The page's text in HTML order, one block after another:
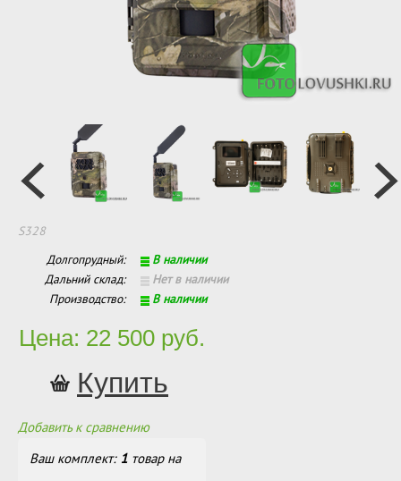
S328
Долгопрудный:
В наличии
Дальний склад:
Нет в наличии
Производство:
В наличии
Цена: 22 500 руб.
Добавить к сравнению
Ваш комплект: 1 товар на